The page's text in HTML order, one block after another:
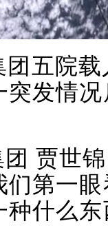
五院
发情
贾世
第一
什么